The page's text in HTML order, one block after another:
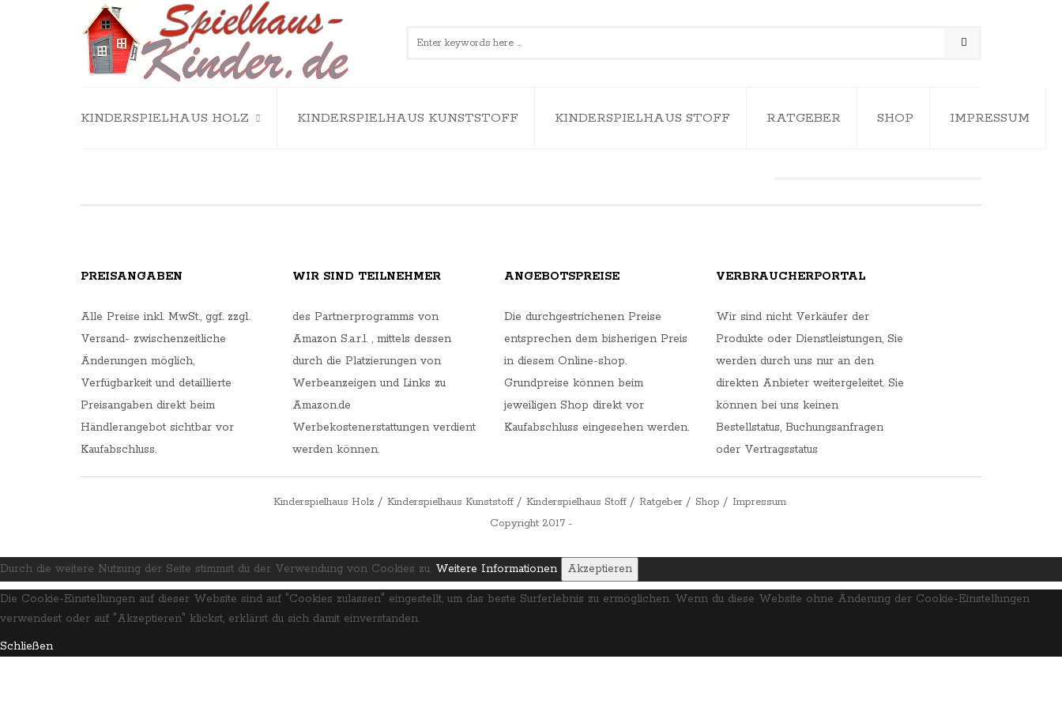
KINDERSPIELHAUS HOLZ KINDERSPIELHAUS KUNSTSTOFF KINDERSPIELHAUS STOFF RATGEBER SHOP IMPRESSUM
PREISANGABEN
Alle Preise inkl. MwSt., ggf. zzgl.
Versand- zwischenzeitliche
Änderungen möglich,
Verfügbarkeit und detaillierte
Preisangaben direkt beim
Händlerangebot sichtbar vor
Kaufabschluss.
WIR SIND TEILNEHMER
des Partnerprogramms von
Amazon S.a.r.l. , mittels dessen
durch die Platzierungen von
Werbeanzeigen und Links zu
Amazon.de
Werbekostenerstattungen verdient
werden können.
ANGEBOTSPREISE
Die durchgestrichenen Preise
entsprechen dem bisherigen Preis
in diesem Online-shop.
Grundpreise können beim
jeweiligen Shop direkt vor
Kaufabschluss eingesehen werden.
VERBRAUCHERPORTAL
Wir sind nicht Verkäufer der
Produkte oder Dienstleistungen, Sie
werden durch uns nur an den
direkten Anbieter weitergeleitet. Sie
können bei uns keinen
Bestellstatus, Buchungsanfragen
oder Vertragsstatus
Kinderspielhaus Holz Kinderspielhaus Kunststoff Kinderspielhaus Stoff Ratgeber Shop
Impressum
Copyright 2017 -
Durch die weitere Nutzung der Seite stimmst du der Verwendung von Cookies zu. Weitere Informationen Akzeptieren
Die Cookie-Einstellungen auf dieser Website sind auf "Cookies zulassen" eingestellt, um das beste Surferlebnis zu ermöglichen. Wenn du diese Website ohne Änderung der Cookie-Einstellungen
verwendest oder auf "Akzeptieren" klickst, erklärst du sich damit einverstanden.
Schließen